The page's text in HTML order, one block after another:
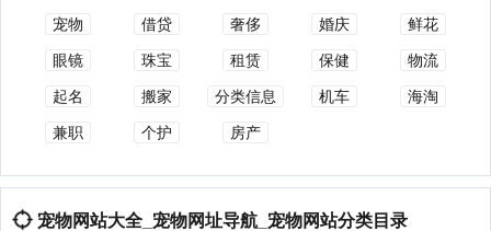
宠物 借贷 奢侈 婚庆 鲜花
眼镜 珠宝 租赁 保健 物流
起名 搬家 分类信息 机车 海淘
兼职 个护 房产
宠物网站大全_宠物网址导航_宠物网站分类目录